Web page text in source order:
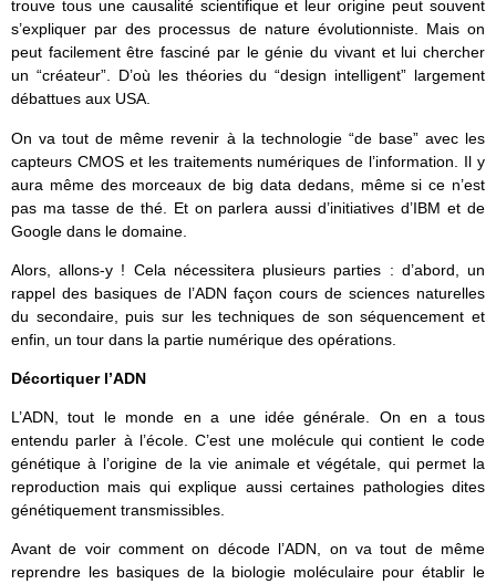
trouve tous une causalité scientifique et leur origine peut souvent
s’expliquer par des processus de nature évolutionniste. Mais on
peut facilement être fasciné par le génie du vivant et lui chercher
un “créateur”. D’où les théories du “design intelligent” largement
débattues aux USA.
On va tout de même revenir à la technologie “de base” avec les
capteurs CMOS et les traitements numériques de l’information. Il y
aura même des morceaux de big data dedans, même si ce n’est
pas ma tasse de thé. Et on parlera aussi d’initiatives d’IBM et de
Google dans le domaine.
Alors, allons-y ! Cela nécessitera plusieurs parties : d’abord, un
rappel des basiques de l’ADN façon cours de sciences naturelles
du secondaire, puis sur les techniques de son séquencement et
enfin, un tour dans la partie numérique des opérations.
Décortiquer l’ADN
L’ADN, tout le monde en a une idée générale. On en a tous
entendu parler à l’école. C’est une molécule qui contient le code
génétique à l’origine de la vie animale et végétale, qui permet la
reproduction mais qui explique aussi certaines pathologies dites
génétiquement transmissibles.
Avant de voir comment on décode l’ADN, on va tout de même
reprendre les basiques de la biologie moléculaire pour établir le